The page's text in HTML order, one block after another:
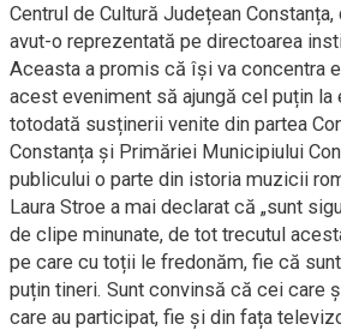
Centrul de Cultură Județean
avut-o reprezentată pe directoarea
Aceasta a promis că își va concentra
acest eveniment să ajungă cel puțin la
totodată susținerii venite din partea
Constanța și Primăriei Municipiului
publicului o parte din istoria muzicii
Laura Stroe a mai declarat că „sunt
de clipe minunate, de tot trecutul
pe care cu toții le fredonăm, fie că
puțin tineri. Sunt convinsă că cei care
care au participat, fie și din fața